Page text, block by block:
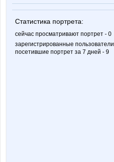
Статистика портрета:
сейчас просматривают портрет - 0
зарегистрированные пользователи
посетившие портрет за 7 дней - 9